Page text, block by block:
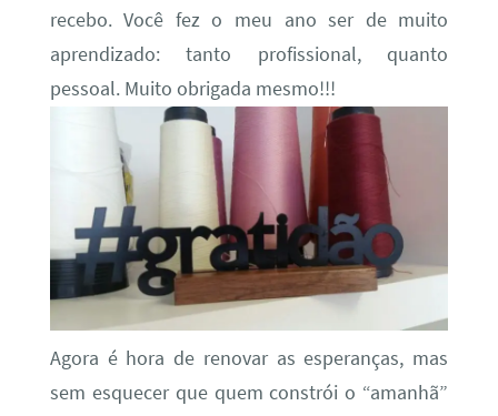
recebo. Você fez o meu ano ser de muito
aprendizado: tanto profissional, quanto
pessoal. Muito obrigada mesmo!!!
Agora é hora de renovar as esperanças, mas
sem esquecer que quem constrói o “amanhã”